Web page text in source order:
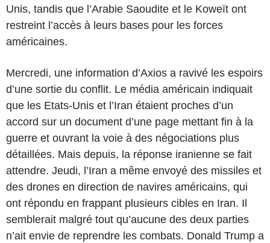
Unis, tandis que l’Arabie Saoudite et le Koweït ont
restreint l’accès à leurs bases pour les forces
américaines.
Mercredi, une information d’Axios a ravivé les espoirs
d’une sortie du conflit. Le média américain indiquait
que les Etats-Unis et l’Iran étaient proches d’un
accord sur un document d’une page mettant fin à la
guerre et ouvrant la voie à des négociations plus
détaillées. Mais depuis, la réponse iranienne se fait
attendre. Jeudi, l’Iran a même envoyé des missiles et
des drones en direction de navires américains, qui
ont répondu en frappant plusieurs cibles en Iran. Il
semblerait malgré tout qu’aucune des deux parties
n’ait envie de reprendre les combats. Donald Trump a